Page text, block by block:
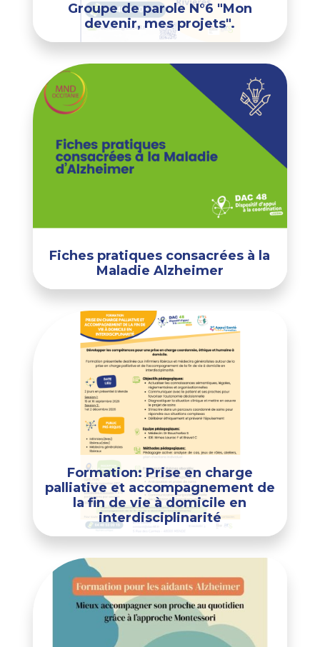
Groupe de parole N°6 "Mon
devenir, mes projets".
Fiches pratiques consacrées à la
Maladie Alzheimer
Formation: Prise en charge
palliative et accompagnement de
la fin de vie à domicile en
interdisciplinarité